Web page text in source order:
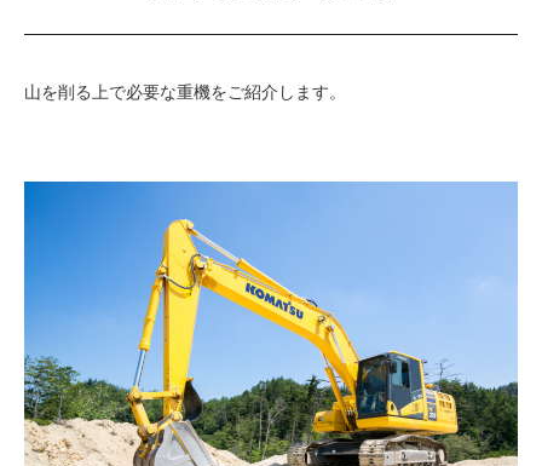
山を削る上で必要な重機をご紹介します。